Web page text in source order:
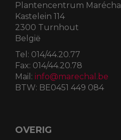
Plantencentrum Maréchal
Kastelein 114
2300 Turnhout
België
Tel: 014/44.20.77
Fax: 014/44.20.78
Mail: info@marechal.be
BTW: BE0451 449 084
OVERIG